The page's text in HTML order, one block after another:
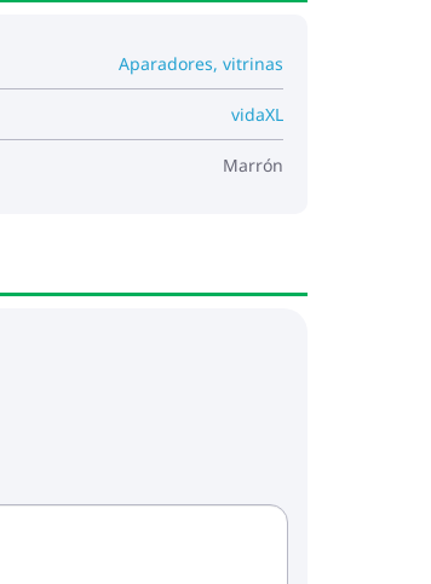
Aparadores, vitrinas
vidaXL
Marrón